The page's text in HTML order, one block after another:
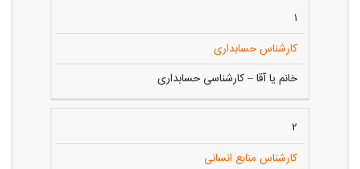
ردیف
احراز
۱
کارشناس حسابداری
خانم یا آقا – کارشناسی حسابداری
۲
کارشناس منابع انسانی